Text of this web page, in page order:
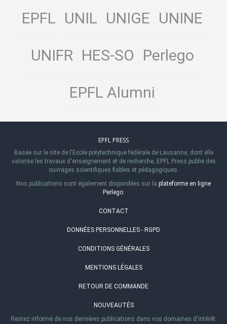
EPFL UNIL UNIGE UNINE
UNIFR HES-SO Perlego
EPFL Alumni
EPFL PRESS
Basée sur le site de l'Ecole polytechnique fédérale de Lausanne, dont elle
valorise les travaux d'enseignement et de recherche, EPFL Press publie des
ouvrages scientifiques fiables et pédagogiques.
Nos publications sont également disponibles sur la plateforme en ligne
Perlego.
CONTACT
DONNÉES PERSONNELLES - RGPD
CONDITIONS GÉNÉRALES
MENTIONS LÉGALES
RETOUR DE COMMANDE
NOUVEAUTÉS
Restez informé de nos dernières publications dans vos domaines d'intérêt.